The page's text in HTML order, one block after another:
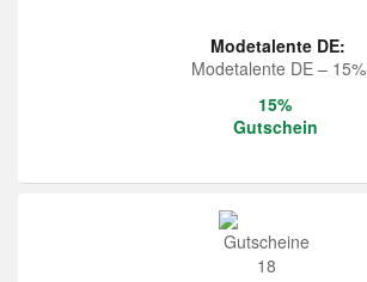
Modetalente DE:
Modetalente DE – 15%
15%
Gutschein